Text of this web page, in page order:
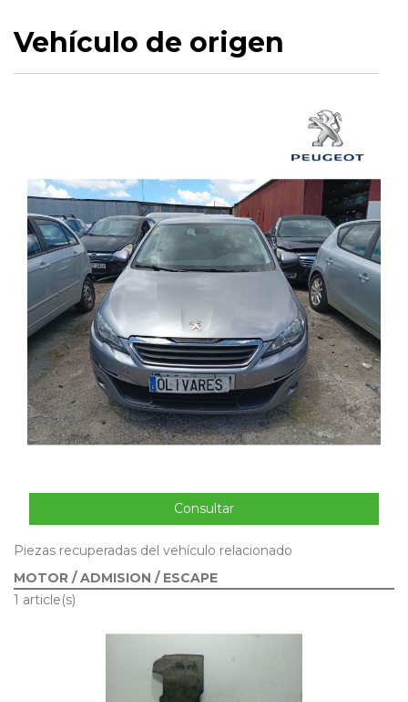
Vehículo de origen
Consultar
Piezas recuperadas del vehículo relacionado
MOTOR / ADMISION / ESCAPE
1 article(s)